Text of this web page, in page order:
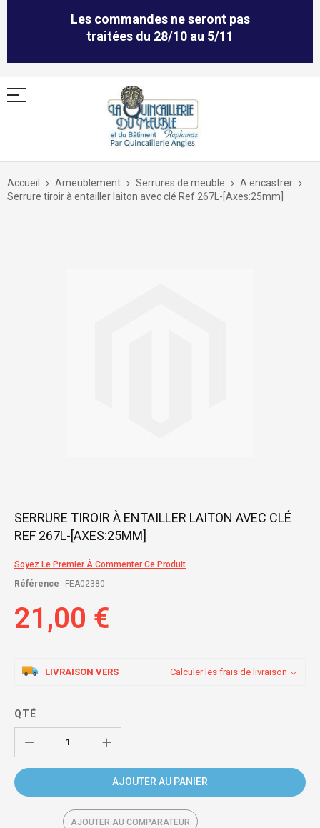
Les commandes ne seront pas
traitées du 28/10 au 5/11
Allez
contenu
Accueil Ameublement Serrures de meuble
A encastrer
Serrure tiroir à entailler laiton avec clé Ref 267L-[Axes:25mm]
Skip
the
of
images
SERRURE TIROIR À ENTAILLER LAITON AVEC CLÉ
REF 267L-[AXES:25MM]
Soyez Le Premier À Commenter Ce Produit
Référence
FEA02380
21,00 €
LIVRAISON VERS Calculer les frais de livraison
QTÉ
AJOUTER AU PANIER
AJOUTER AU COMPARATEUR